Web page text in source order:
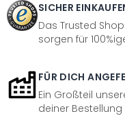
SICHER
Das Trusted
sorgen für
FÜR DICH
Ein Großteil
deiner